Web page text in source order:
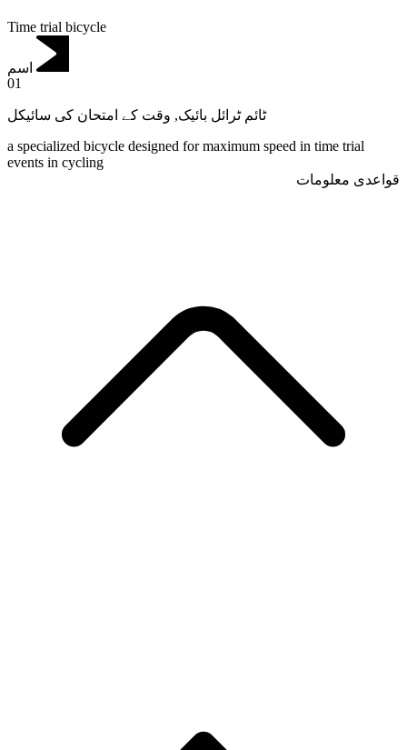
Time trial bicycle
اسم
01
ٹائم ٹرائل بائیک, وقت کے امتحان کی سائیکل
a specialized bicycle designed for maximum speed in time trial
events in cycling
قواعدی معلومات